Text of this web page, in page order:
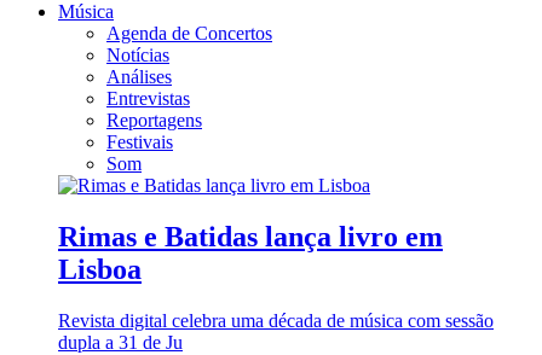
Música
Agenda de Concertos
Notícias
Análises
Entrevistas
Reportagens
Festivais
Som
Rimas e Batidas lança livro em
Lisboa
Revista digital celebra uma década de música com sessão
dupla a 31 de Ju